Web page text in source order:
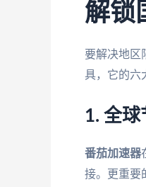
解锁
要解决地区
具，它的六
1. 全
番茄加速器
接。更重要